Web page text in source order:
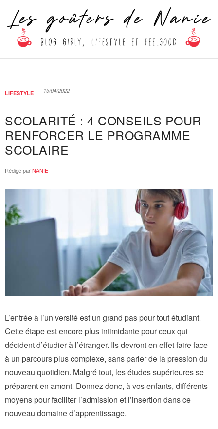
LIFESTYLE 15/04/2022
SCOLARITÉ : 4 CONSEILS POUR
RENFORCER LE PROGRAMME
SCOLAIRE
Rédigé parNANIE
L’entrée à l’université est un grand pas pour tout étudiant.
Cette étape est encore plus intimidante pour ceux qui
décident d’étudier à l’étranger. Ils devront en effet faire face
à un parcours plus complexe, sans parler de la pression du
nouveau quotidien. Malgré tout, les études supérieures se
préparent en amont. Donnez donc, à vos enfants, différents
moyens pour faciliter l’admission et l’insertion dans ce
nouveau domaine d’apprentissage.